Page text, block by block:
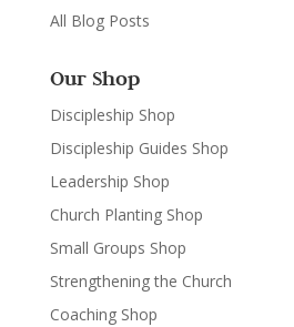
All Blog Posts
Our Shop
Discipleship Shop
Discipleship Guides Shop
Leadership Shop
Church Planting Shop
Small Groups Shop
Strengthening the Church
Coaching Shop